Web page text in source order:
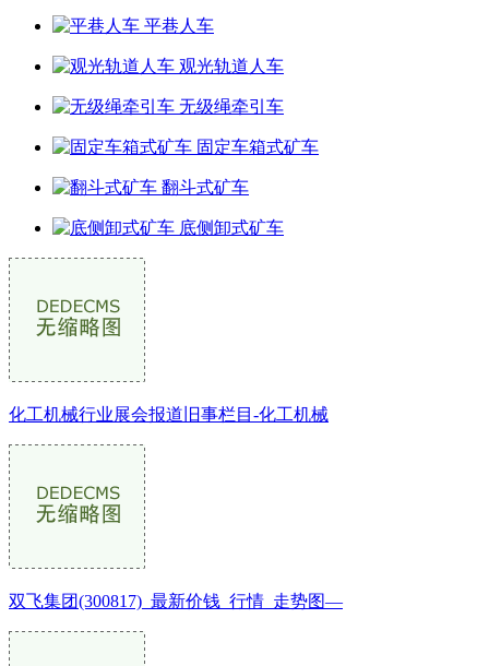
平巷人车
观光轨道人车
无级绳牵引车
固定车箱式矿车
翻斗式矿车
底侧卸式矿车
化工机械行业展会报道旧事栏目-化工机械
双飞集团(300817)_最新价钱_行情_走势图—